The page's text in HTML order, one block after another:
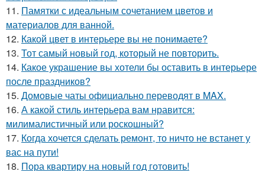
11. Памятки с идеальным сочетанием цветов и
материалов для ванной.
12. Какой цвет в интерьере вы не понимаете?
13. Тот самый новый год, который не повторить.
14. Какое украшение вы хотели бы оставить в интерьере
после праздников?
15. Домовые чаты официально переводят в MAX.
16. А какой стиль интерьера вам нравится:
милималистичный или роскошный?
17. Когда хочется сделать ремонт, то ничто не встанет у
вас на пути!
18. Пора квартиру на новый год готовить!